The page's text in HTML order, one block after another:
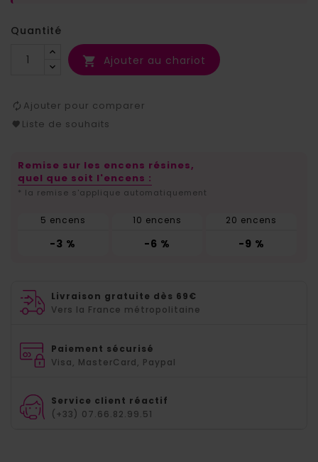
Quantité
 Ajouter au chariot
Ajouter pour comparer
Liste de souhaits
Remise sur les encens résines,
quel que soit l'encens :
* la remise s'applique automatiquement
5 encens
-3 %
10 encens
-6 %
20 encens
-9 %
Livraison gratuite dès 69€
Vers la France métropolitaine
Paiement sécurisé
Visa, MasterCard, Paypal
Service client réactif
(+33) 07.66.82.99.51